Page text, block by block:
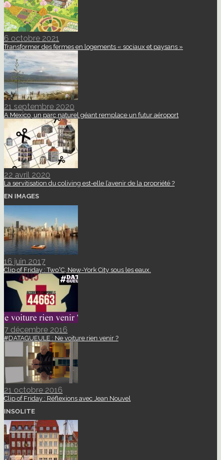
6 octobre 2021
Transformer des fermes en logements « sociaux et paysans »
21 septembre 2020
A Mexico, un parc naturel géant remplace un futur aéroport
22 avril 2020
La servitisation du coliving est-elle l’avenir de la propriété ?
EN IMAGES
16 juin 2017
Clip of Friday : Two°C, New-York City sous les eaux.
7 décembre 2016
#DATAGUEULE : Ne voiture rien venir ?
21 octobre 2016
Clip of Friday : Réflexions avec Jean Nouvel
INSOLITE